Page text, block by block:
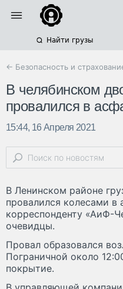
Найти грузы
← Безопасность и
В челябинском
провалился в
15:44, 16 Апреля 2021
В Ленинском районе
провалился колесами в
корреспонденту «АиФ-
очевидцы.
Провал образовался
Пограничной около
покрытие.